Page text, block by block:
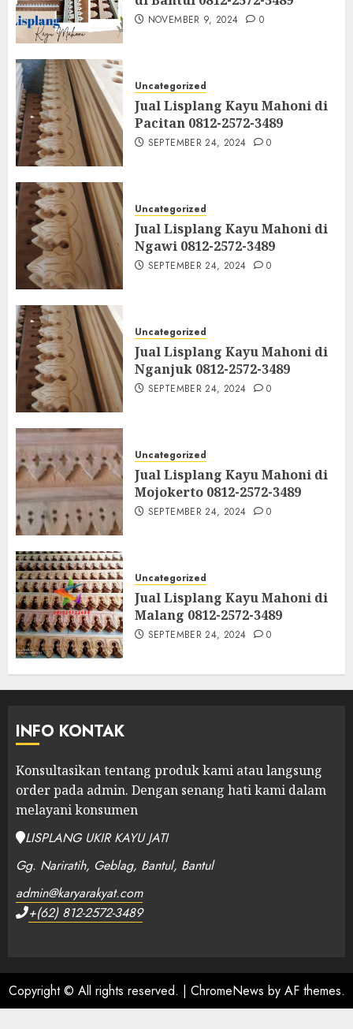
NOVEMBER 9, 2024 0
Uncategorized
Jual Lisplang Kayu Mahoni di
Pacitan 0812-2572-3489
SEPTEMBER 24, 2024 0
Uncategorized
Jual Lisplang Kayu Mahoni di
Ngawi 0812-2572-3489
SEPTEMBER 24, 2024 0
Uncategorized
Jual Lisplang Kayu Mahoni di
Nganjuk 0812-2572-3489
SEPTEMBER 24, 2024 0
Uncategorized
Jual Lisplang Kayu Mahoni di
Mojokerto 0812-2572-3489
SEPTEMBER 24, 2024 0
Uncategorized
Jual Lisplang Kayu Mahoni di
Malang 0812-2572-3489
SEPTEMBER 24, 2024 0
INFO KONTAK
Konsultasikan tentang produk kami atau langsung
order pada admin. Dengan senang hati kami dalam
melayani konsumen
LISPLANG UKIR KAYU JATI
Gg. Nariratih, Geblag, Bantul, Bantul
admin@karyarakyat.com
+(62) 812-2572-3489
Copyright © All rights reserved. | ChromeNews by AF themes.